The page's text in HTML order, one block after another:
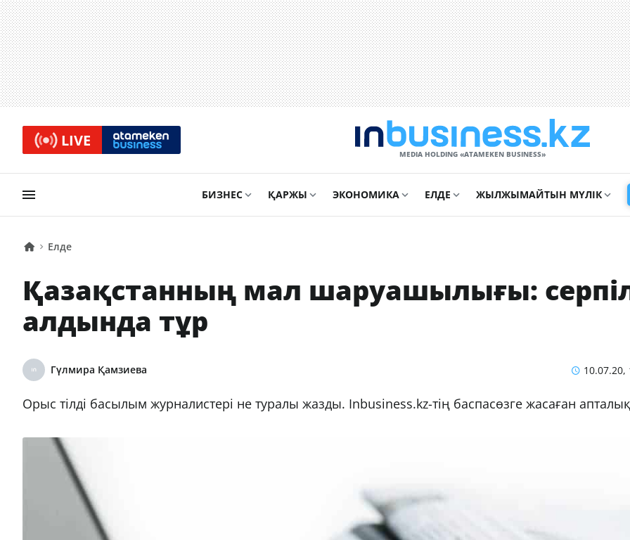
LIVE
MEDIA HOLDING «ATAMEKЕN BUSINESS»
БИЗНЕС ҚАРЖЫ ЭКОНОМИКА ЕЛДЕ ЖЫЛЖЫМАЙТЫН МҮЛІК
Елде
Қазақстанның мал шаруашылығы:
алдында тұр
Гүлмира Қамзиева 10.07.20,
Орыс тілді басылым журналистері не туралы жазды. Inbusiness.kz-тің баспасөзге жасаған